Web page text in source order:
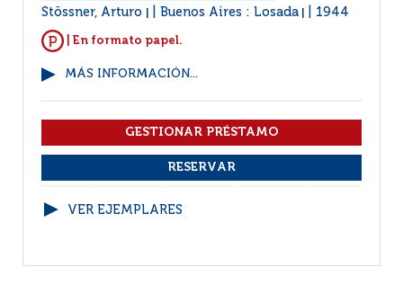
Stössner, Arturo Buenos Aires : Losada 1944
| En formato papel.
MÁS INFORMACIÓN...
VER EJEMPLARES